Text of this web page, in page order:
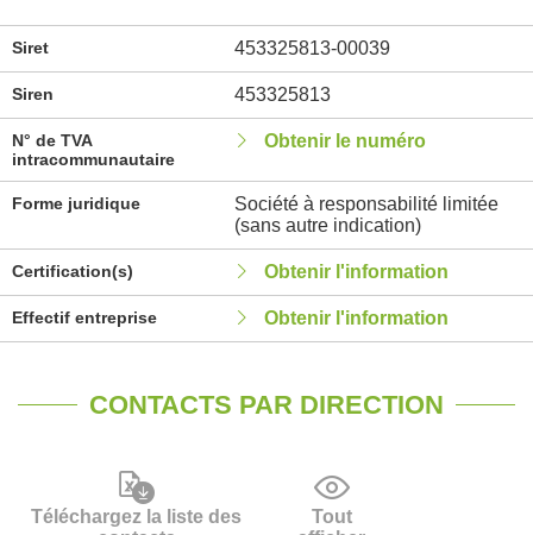
Siret 453325813-00039
Siren 453325813
N° de TVA
intracommunautaire
Obtenir le numéro
Forme juridique
Société à responsabilité limitée
(sans autre indication)
Certification(s) Obtenir l'information
Effectif entreprise Obtenir l'information
CONTACTS PAR DIRECTION
Téléchargez la liste des
Tout